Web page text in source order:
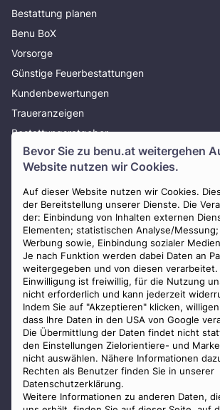
Bevor Sie zu benu.at weitergehen
Website nutzen wir Cookies.
Auf dieser Website nutzen wir Cookies.
der Bereitstellung unserer Dienste. Die
der: Einbindung von Inhalten externen
Elementen; statistischen Analyse/
Werbung sowie, Einbindung sozialer
Je nach Funktion werden dabei Daten an
weitergegeben und von diesen verarbeitet.
Einwilligung ist freiwillig, für die Nutzung
nicht erforderlich und kann jederzeit
Indem Sie auf "Akzeptieren" klicken,
dass Ihre Daten in den USA von Google
Die Übermittlung der Daten findet nicht
den Einstellungen Zielorientiere- und
nicht auswählen. Nähere Informationen
Rechten als Benutzer finden Sie in unserer
Datenschutzerklärung.
Weitere Informationen zu anderen Daten,
Bestattung planen
Benu BoX
Vorsorge
Günstige Feuerbestattungen
Kundenbewertungen
Traueranzeigen
Bestattungsratgeber
Über uns
Presse
AGB
Impressum
Datenschutz
Widerrufsbelehrung
Zahlungsmöglichkeiten
Staatlich